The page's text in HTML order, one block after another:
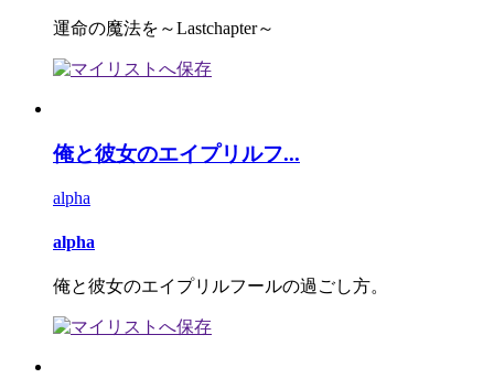
運命の魔法を～Lastchapter～
俺と彼女のエイプリルフ...
alpha
alpha
俺と彼女のエイプリルフールの過ごし方。